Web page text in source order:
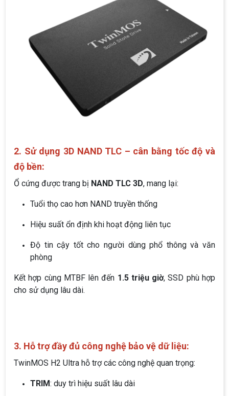
2. Sử dụng 3D NAND TLC – cân bằng tốc độ và
độ bền:
Ổ cứng được trang bị NAND TLC 3D, mang lại:
Tuổi thọ cao hơn NAND truyền thống
Hiệu suất ổn định khi hoạt động liên tục
Độ tin cậy tốt cho người dùng phổ thông và văn
phòng
Kết hợp cùng MTBF lên đến 1.5 triệu giờ, SSD phù hợp
cho sử dụng lâu dài.
3. Hỗ trợ đầy đủ công nghệ bảo vệ dữ liệu:
TwinMOS H2 Ultra hỗ trợ các công nghệ quan trọng:
TRIM: duy trì hiệu suất lâu dài